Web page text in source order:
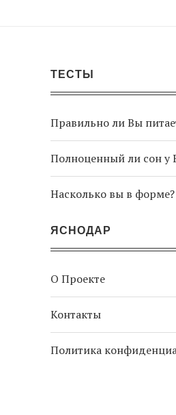
ТЕСТЫ
Правильно ли Вы
Полноценный ли сон у
Насколько вы в форме?
ЯСНОДАР
О Проекте
Контакты
Политика